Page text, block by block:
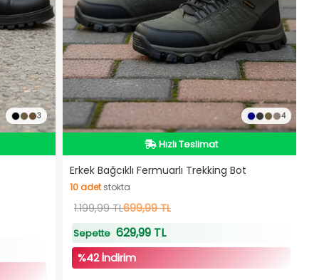
3 4
İndirimli Ürün
Hızlı Teslimat
İndirimli Ürün
Erkek Bağcıklı Fermuarlı Trekking Bot
10adetstokta
10adetstokta
1.199,99 TL699,99 TL
Sepette629,99 TL
%42 İndirim